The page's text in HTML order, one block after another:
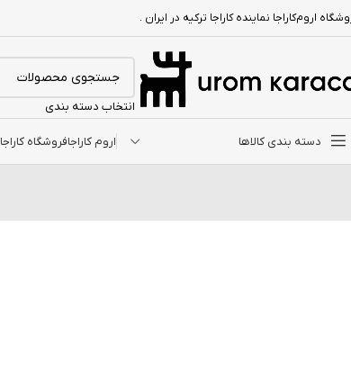
اروم‌کاراجا نماینده کاراجا ترکیه در ایران .
انتخاب دسته بندی
دسته بندی کالاها اروم کاراجافروشگاه کاراجا